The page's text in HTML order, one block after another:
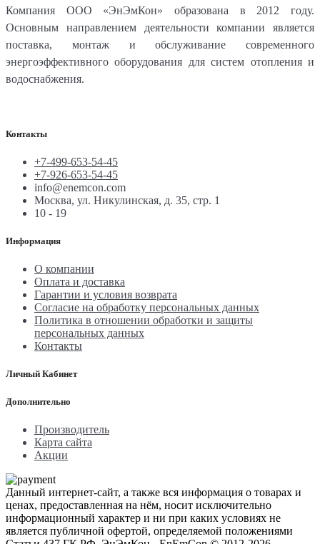
Компания ООО «ЭнЭмКон» образована в 2012 году.
Основным направлением деятельности компании является
поставка, монтаж и обслуживание современного
энергоэффективного оборудования для систем отопления и
водоснабжения.
Контакты
+7-499-653-54-45
+7-926-653-54-45
info@enemcon.com
Москва, ул. Никулинская, д. 35, стр. 1
10 - 19
Информация
О компании
Оплата и доставка
Гарантии и условия возврата
Согласие на обработку персональных данных
Политика в отношении обработки и защиты
персональных данных
Контакты
Личный Кабинет
Дополнительно
Производитель
Карта сайта
Акции
Данный интернет-сайт, а также вся информация о товарах и
ценах, предоставленная на нём, носит исключительно
информационный характер и ни при каких условиях не
является публичной офертой, определяемой положениями